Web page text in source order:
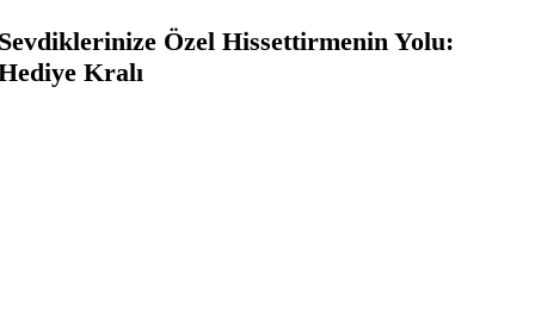
Özel Hissettirmenin Yolu:
Kralı